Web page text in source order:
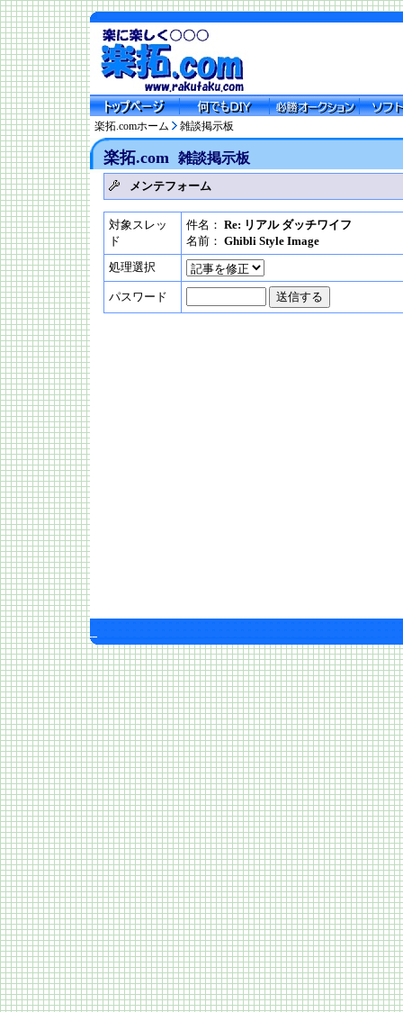
楽拓.comホーム 雑談掲示板
楽拓.com 雑談掲示板
メンテフォーム
対象スレッ
ド
件名： Re: リアル ダッチワイフ
名前： Ghibli Style Image
処理選択
パスワード